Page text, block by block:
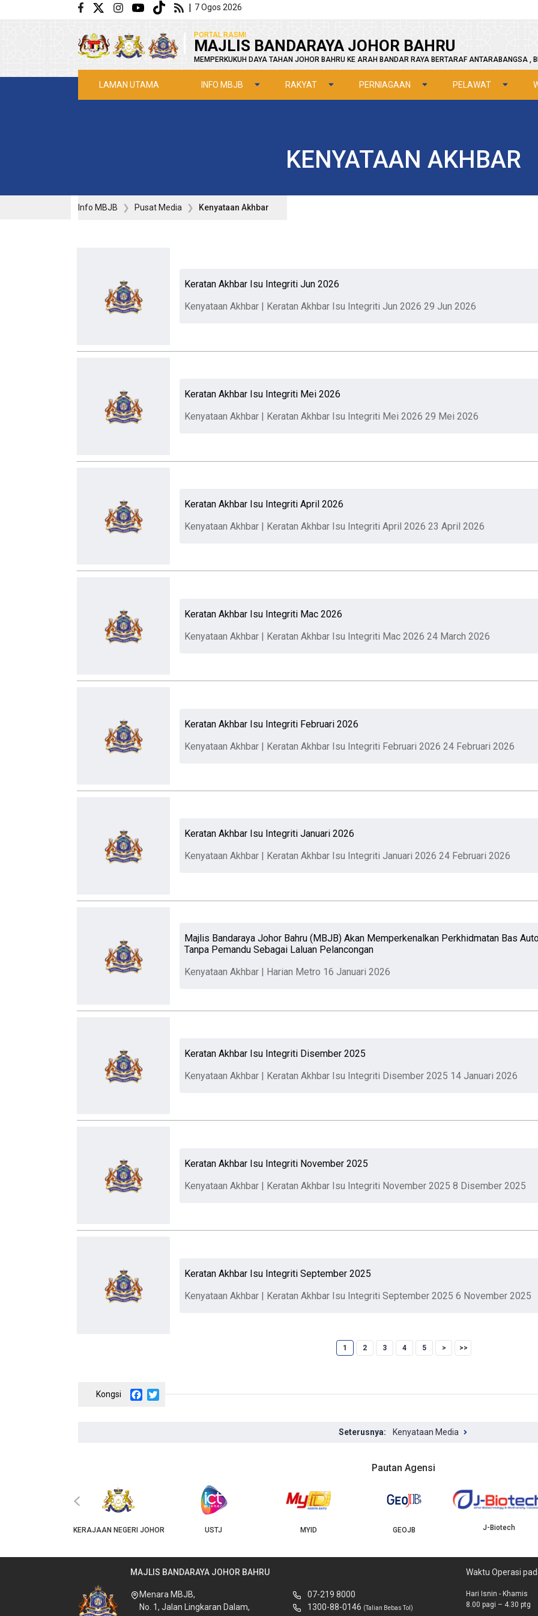
Langkau ke kandungan utama | 7 Ogos 2026
PORTAL RASMI
MAJLIS BANDARAYA JOHOR BAHRU
MEMPERKUKUH DAYA TAHAN JOHOR BAHRU KE ARAH BANDAR RAYA BERTARAF ANTARABANGSA ,
LAMAN UTAMA INFO MBJB RAKYAT PERNIAGAAN PELAWAT
KENYATAAN AKHBAR
Info MBJB Pusat Media Kenyataan Akhbar
Keratan Akhbar Isu Integriti Jun 2026
Kenyataan Akhbar | Keratan Akhbar Isu Integriti Jun 202629 Jun 2026
Keratan Akhbar Isu Integriti Mei 2026
Kenyataan Akhbar | Keratan Akhbar Isu Integriti Mei 202629 Mei 2026
Keratan Akhbar Isu Integriti April 2026
Kenyataan Akhbar | Keratan Akhbar Isu Integriti April 202623 April 2026
Keratan Akhbar Isu Integriti Mac 2026
Kenyataan Akhbar | Keratan Akhbar Isu Integriti Mac 202624 March 2026
Keratan Akhbar Isu Integriti Februari 2026
Kenyataan Akhbar | Keratan Akhbar Isu Integriti Februari 202624 Februari 2026
Keratan Akhbar Isu Integriti Januari 2026
Kenyataan Akhbar | Keratan Akhbar Isu Integriti Januari 202624 Februari 2026
Majlis Bandaraya Johor Bahru (MBJB) Akan Memperkenalkan Perkhidmatan Bas
Tanpa Pemandu Sebagai Laluan Pelancongan
Kenyataan Akhbar | Harian Metro 16 Januari 2026
Keratan Akhbar Isu Integriti Disember 2025
Kenyataan Akhbar | Keratan Akhbar Isu Integriti Disember 2025 14 Januari 2026
Keratan Akhbar Isu Integriti November 2025
Kenyataan Akhbar | Keratan Akhbar Isu Integriti November 20258 Disember 2025
Keratan Akhbar Isu Integriti September 2025
Kenyataan Akhbar | Keratan Akhbar Isu Integriti September 20256 November 2025
Current page
1 Halaman
2 Halaman
3 Halaman
4 Halaman
5
Facebook
Twitter
Kenyataan Media
Pautan Agensi
KERAJAAN NEGERI JOHOR USTJ MYID GEOJB J-Biotech
‹
MAJLIS BANDARAYA JOHOR BAHRU
Menara MBJB,
No. 1, Jalan Lingkaran Dalam,
07-219 8000
1300-88-0146 (Talian Bebas Tol)
Waktu Operasi
Hari Isnin - Khamis
8.00 pagi – 4.30 ptg